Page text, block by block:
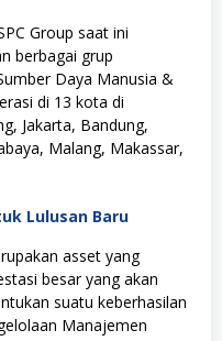
Group saat ini
berbagai grup
Daya Manusia &
di 13 kota di
Jakarta, Bandung,
Malang, Makassar,
Lulusan Baru
asset yang
besar yang akan
suatu keberhasilan
Manajemen